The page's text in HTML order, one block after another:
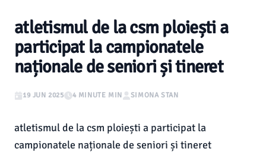
atletismul de la csm ploiești a
participat la campionatele
naționale de seniori și tineret
19 JUN 2025 4 MINUTE MIN SIMONA STAN
atletismul de la csm ploiești a participat la
campionatele naționale de seniori și tineret